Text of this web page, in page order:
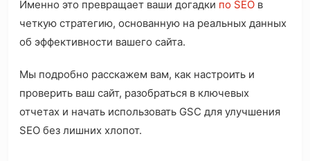
Именно это превращает ваши догадки по SEO в
четкую стратегию, основанную на реальных данных
об эффективности вашего сайта.
Мы подробно расскажем вам, как настроить и
проверить ваш сайт, разобраться в ключевых
отчетах и ​​начать использовать GSC для улучшения
SEO без лишних хлопот.